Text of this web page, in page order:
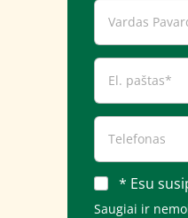
* Esu
Saugiai ir